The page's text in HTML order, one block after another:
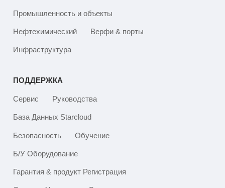
Промышленность и объекты
Нефтехимический Верфи & порты
Инфраструктура
ПОДДЕРЖКА
Сервис Руководства
База Данных Starcloud
Безопасность Обучение
Б/У Оборудование
Гарантия & продукт Регистрация